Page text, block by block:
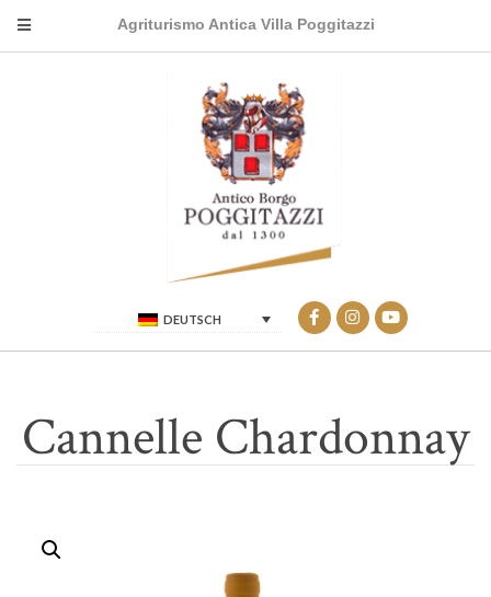
Agriturismo Antica Villa Poggitazzi
DEUTSCH
Cannelle Chardonnay